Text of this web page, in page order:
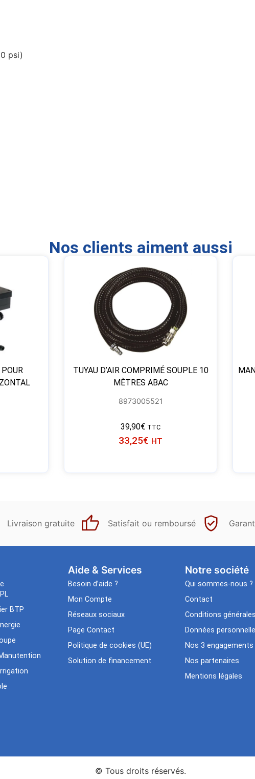
psi)
Nos clients aiment aussi
TUYAU D’AIR COMPRIMÉ SOUPLE 10
MÈTRES ABAC
8973005521
39,90€ TTC
33,25€ HT
Livraison gratuite Satisfait ou remboursé
BTP
Aide & Services​
Besoin d’aide ?
Mon Compte
Réseaux sociaux
Page Contact
Politique de cookies (UE)
Solution de financement
Notre société
Qui sommes-nous ?
Contact
Conditions
Données
Nos 3 engagements
Nos partenaires
Mentions légales
© Tous droits réservés.